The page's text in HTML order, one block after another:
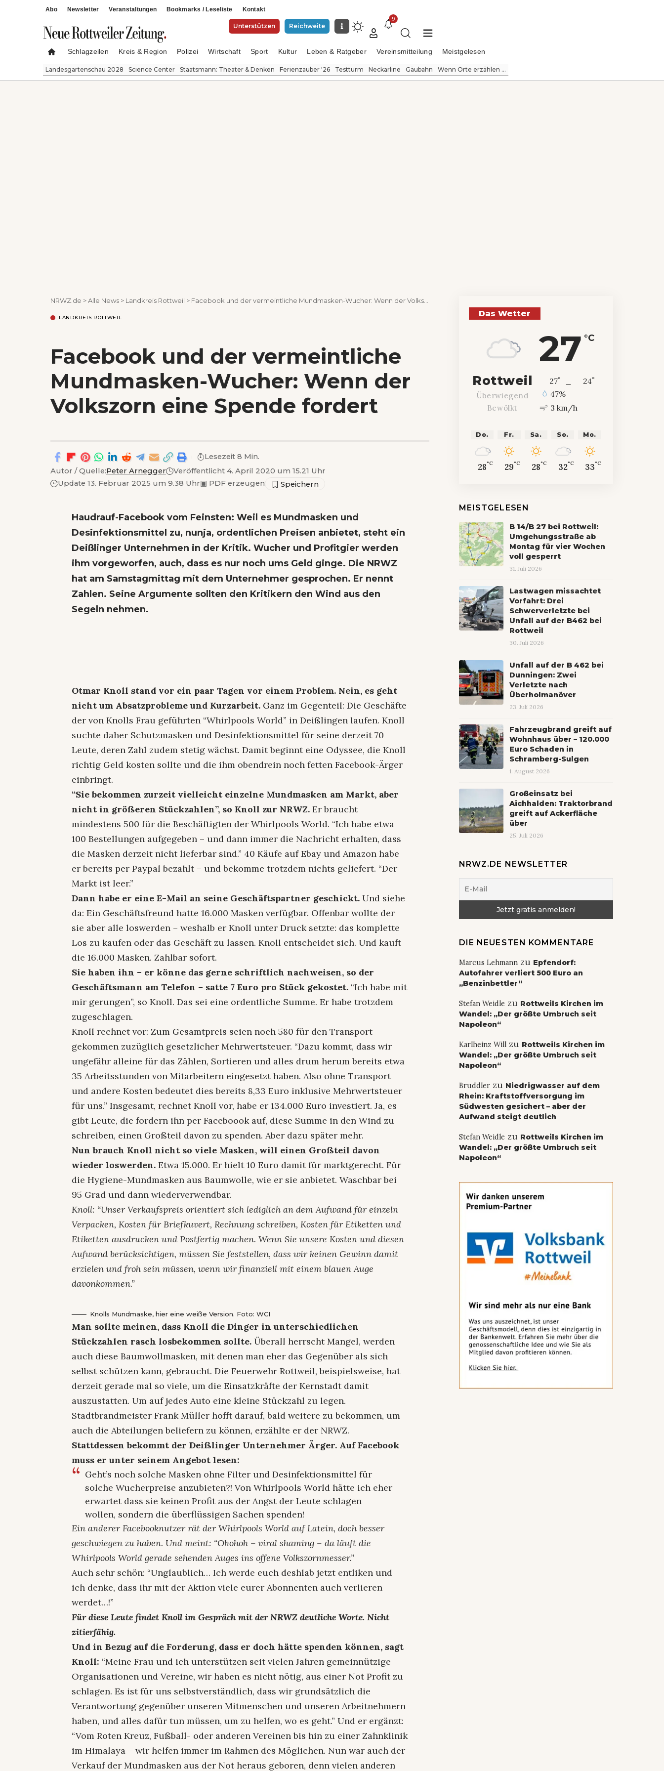
Abo Newsletter Veranstaltungen Bookmarks / Leseliste Kontakt
Unterstützen Reichweite
9
Schlagzeilen Kreis & Region Polizei Wirtschaft Sport Kultur Leben & Ratgeber Vereinsmitteilung Meistgelesen
Landesgartenschau 2028 Science Center Staatsmann: Theater & Denken Ferienzauber '26 Testturm Neckarline Gäubahn Wenn Orte erzählen ...
NRWZ.de >Alle News > Landkreis Rottweil > Facebook und der vermeintliche Mundmasken-Wucher: Wenn der Volkszorn eine Spende fordert
LANDKREIS ROTTWEIL
Facebook und der vermeintliche
Mundmasken-Wucher: Wenn der
Volkszorn eine Spende fordert
Autor / Quelle:Peter Arnegger
Veröffentlicht 4. April 2020 um 15.21 Uhr
Update 13. Februar 2025 um 9.38 Uhr▣ PDF erzeugen
Lesezeit 8 Min.
Haudrauf-Facebook vom Feinsten: Weil es Mundmasken und
Desinfektionsmittel zu, nunja, ordentlichen Preisen anbietet, steht ein
Deißlinger Unternehmen in der Kritik. Wucher und Profitgier werden
ihm vorgeworfen, auch, dass es nur noch ums Geld ginge. Die NRWZ
hat am Samstagmittag mit dem Unternehmer gesprochen. Er nennt
Zahlen. Seine Argumente sollten den Kritikern den Wind aus den
Segeln nehmen.
Otmar Knoll stand vor ein paar Tagen vor einem Problem. Nein, es geht
nicht um Absatzprobleme und Kurzarbeit. Ganz im Gegenteil: Die Geschäfte
der von Knolls Frau geführten “Whirlpools World” in Deißlingen laufen. Knoll
suchte daher Schutzmasken und Desinfektionsmittel für seine derzeit 70
Leute, deren Zahl zudem stetig wächst. Damit beginnt eine Odyssee, die Knoll
richtig Geld kosten sollte und die ihm obendrein noch fetten Facebook-Ärger
einbringt.
“Sie bekommen zurzeit vielleicht einzelne Mundmasken am Markt, aber
nicht in größeren Stückzahlen”, so Knoll zur NRWZ.Er braucht
mindestens 500 für die Beschäftigten der Whirlpools World. “Ich habe etwa
100 Bestellungen aufgegeben – und dann immer die Nachricht erhalten, dass
die Masken derzeit nicht lieferbar sind.” 40 Käufe auf Ebay und Amazon habe
er bereits per Paypal bezahlt – und bekomme trotzdem nichts geliefert. “Der
Markt ist leer.”
Dann habe er eine E-Mail an seine Geschäftspartner geschickt.Und siehe
da: Ein Geschäftsfreund hatte 16.000 Masken verfügbar. Offenbar wollte der
sie aber alle loswerden – weshalb er Knoll unter Druck setzte: das komplette
Los zu kaufen oder das Geschäft zu lassen. Knoll entscheidet sich. Und kauft
die 16.000 Masken. Zahlbar sofort.
Sie haben ihn – er könne das gerne schriftlich nachweisen, so der
Geschäftsmann am Telefon – satte 7 Euro pro Stück gekostet. “Ich habe mit
mir gerungen”, so Knoll. Das sei eine ordentliche Summe. Er habe trotzdem
zugeschlagen.
Knoll rechnet vor: Zum Gesamtpreis seien noch 580 für den Transport
gekommen zuzüglich gesetzlicher Mehrwertsteuer. “Dazu kommt, dass wir
ungefähr alleine für das Zählen, Sortieren und alles drum herum bereits etwa
35 Arbeitsstunden von Mitarbeitern eingesetzt haben. Also ohne Transport
und andere Kosten bedeutet dies bereits 8,33 Euro inklusive Mehrwertsteuer
für uns.” Insgesamt, rechnet Knoll vor, habe er 134.000 Euro investiert. Ja, es
gibt Leute, die fordern ihn per Faceboook auf, diese Summe in den Wind zu
schreiben, einen Großteil davon zu spenden. Aber dazu später mehr.
Nun brauch Knoll nicht so viele Masken, will einen Großteil davon
wieder loswerden.Etwa 15.000. Er hielt 10 Euro damit für marktgerecht. Für
die Hygiene-Mundmasken aus Baumwolle, wie er sie anbietet. Waschbar bei
95 Grad und dann wiederverwendbar.
Knoll: “Unser Verkaufspreis orientiert sich lediglich an dem Aufwand für einzeln
Verpacken, Kosten für Briefkuvert, Rechnung schreiben, Kosten für Etiketten und
Etiketten ausdrucken und Postfertig machen. Wenn Sie unsere Kosten und diesen
Aufwand berücksichtigen, müssen Sie feststellen, dass wir keinen Gewinn damit
erzielen und froh sein müssen, wenn wir finanziell mit einem blauen Auge
davonkommen.”
Knolls Mundmaske, hier eine weiße Version. Foto: WCI
Man sollte meinen, dass Knoll die Dinger in unterschiedlichen
Stückzahlen rasch losbekommen sollte.Überall herrscht Mangel, werden
auch diese Baumwollmasken, mit denen man eher das Gegenüber als sich
selbst schützen kann, gebraucht. Die Feuerwehr Rottweil, beispielsweise, hat
derzeit gerade mal so viele, um die Einsatzkräfte der Kernstadt damit
auszustatten. Um auf jedes Auto eine kleine Stückzahl zu legen.
Stadtbrandmeister Frank Müller hofft darauf, bald weitere zu bekommen, um
auch die Abteilungen beliefern zu können, erzählte er der NRWZ.
Stattdessen bekommt der Deißlinger Unternehmer Ärger. Auf Facebook
muss er unter seinem Angebot lesen:
Geht’s noch solche Masken ohne Filter und Desinfektionsmittel für
solche Wucherpreise anzubieten?! Von Whirlpools World hätte ich eher
erwartet dass sie keinen Profit aus der Angst der Leute schlagen
wollen, sondern die überflüssigen Sachen spenden!
Ein anderer Facebooknutzer rät der Whirlpools World auf Latein, doch besser
geschwiegen zu haben. Und meint: “Ohohoh – viral shaming – da läuft die
Whirlpools World gerade sehenden Auges ins offene Volkszornmesser.”
Auch sehr schön: “Unglaublich… Ich werde euch deshlab jetzt entliken und
ich denke, dass ihr mit der Aktion viele eurer Abonnenten auch verlieren
werdet…!”
Für diese Leute findet Knoll im Gespräch mit der NRWZ deutliche Worte. Nicht
zitierfähig.
Und in Bezug auf die Forderung, dass er doch hätte spenden können, sagt
Knoll: “Meine Frau und ich unterstützen seit vielen Jahren gemeinnützige
Organisationen und Vereine, wir haben es nicht nötig, aus einer Not Profit zu
schlagen. Es ist für uns selbstverständlich, dass wir grundsätzlich die
Verantwortung gegenüber unseren Mitmenschen und unseren Arbeitnehmern
haben, und alles dafür tun müssen, um zu helfen, wo es geht.” Und er ergänzt:
“Vom Roten Kreuz, Fußball- oder anderen Vereinen bis hin zu einer Zahnklinik
im Himalaya – wir helfen immer im Rahmen des Möglichen. Nun war auch der
Verkauf der Mundmasken aus der Not heraus geboren, denn vielen anderen
Das Wetter
27 °C
Rottweil
Überwiegend
Bewölkt
27° 24°
47%
3 km/h
Do.
28°C
Fr.
29°C
Sa.
28°C
So.
32°C
Mo.
33°C
MEISTGELESEN
B 14/B 27 bei Rottweil:
Umgehungsstraße ab
Montag für vier Wochen
voll gesperrt
31. Juli 2026
Lastwagen missachtet
Vorfahrt: Drei
Schwerverletzte bei
Unfall auf der B462 bei
Rottweil
30. Juli 2026
Unfall auf der B 462 bei
Dunningen: Zwei
Verletzte nach
Überholmanöver
23. Juli 2026
Fahrzeugbrand greift auf
Wohnhaus über – 120.000
Euro Schaden in
Schramberg-Sulgen
1. August 2026
Großeinsatz bei
Aichhalden: Traktorbrand
greift auf Ackerfläche
über
25. Juli 2026
NRWZ.DE NEWSLETTER
DIE NEUESTEN KOMMENTARE
Marcus Lehmannzu Epfendorf:
Autofahrer verliert 500 Euro an
„Benzinbettler“
Stefan Weidle zu Rottweils Kirchen im
Wandel: „Der größte Umbruch seit
Napoleon“
Karlheinz Willzu Rottweils Kirchen im
Wandel: „Der größte Umbruch seit
Napoleon“
Bruddlerzu Niedrigwasser auf dem
Rhein: Kraftstoffversorgung im
Südwesten gesichert – aber der
Aufwand steigt deutlich
Stefan Weidle zu Rottweils Kirchen im
Wandel: „Der größte Umbruch seit
Napoleon“